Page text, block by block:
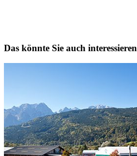
Das könnte Sie auch interessieren